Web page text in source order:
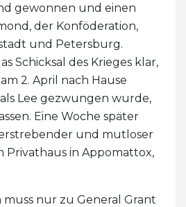
gewonnen und einen
der Konföderation,
und Petersburg.
Schicksal des Krieges klar,
2. April nach Hause
Lee gezwungen wurde,
Eine Woche später
und mutloser
Privathaus in Appomattox,
muss nur zu General Grant